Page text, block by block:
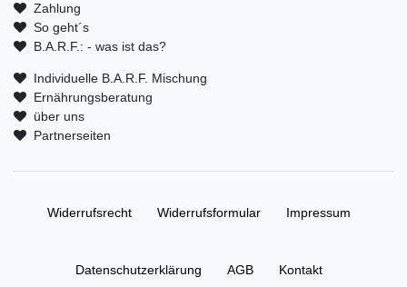
Zahlung
So geht´s
B.A.R.F.: - was ist das?
Individuelle B.A.R.F. Mischung
Ernährungsberatung
über uns
Partnerseiten
Widerrufs­recht Widerrufs­formular Impressum
Daten­schutz­erklärung AGB Kontakt